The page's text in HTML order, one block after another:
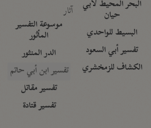
البحر المحيط لأبي
حيان
البسيط للواحدي
تفسير أبي السعود
الكشاف للزمخشري
آثار
موسوعة التفسير
المأثور
الدر المنثور
تفسير ابن أبي حاتم
تفسير مقاتل
تفسير قتادة